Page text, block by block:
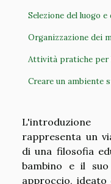
Selezione del luogo
Organizzazione dei
Attività pratiche per
Creare un ambiente
rappresenta un
di una filosofia
bambino e il suo
approccio, ideato